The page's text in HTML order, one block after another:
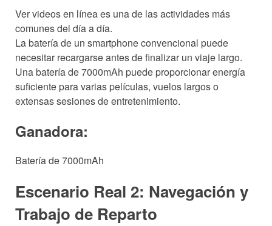
Ver videos en línea es una de las actividades más
comunes del día a día.
La batería de un smartphone convencional puede
necesitar recargarse antes de finalizar un viaje largo.
Una batería de 7000mAh puede proporcionar energía
suficiente para varias películas, vuelos largos o
extensas sesiones de entretenimiento.
Ganadora:
Batería de 7000mAh
Escenario Real 2: Navegación y
Trabajo de Reparto